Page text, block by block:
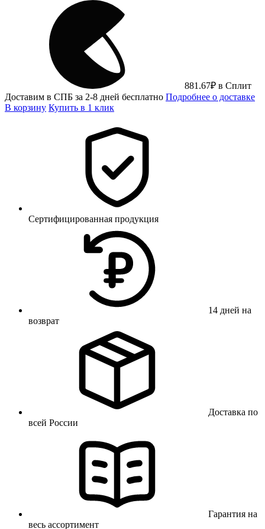
881.67₽ в Сплит
Доставим в СПБ за 2-8 дней бесплатно Подробнее о доставке
В корзину Купить в 1 клик
Сертифицированная продукция
14 дней на
возврат
Доставка по
всей России
Гарантия на
весь ассортимент